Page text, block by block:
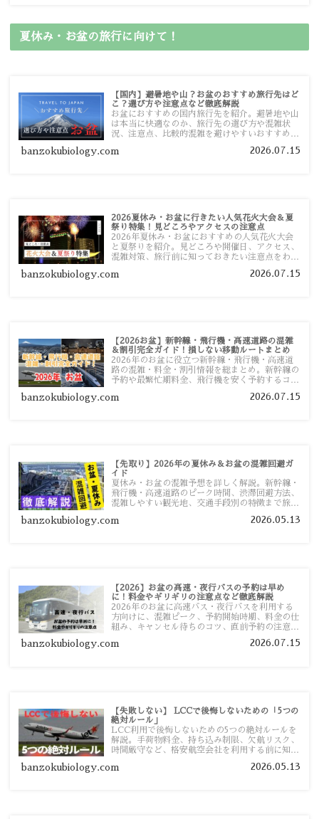
夏休み・お盆の旅行に向けて！
【国内】避暑地や山？お盆のおすすめ旅行先はど
こ？選び方や注意点など徹底解説
お盆におすすめの国内旅行先を紹介。避暑地や山
は本当に快適なのか、旅行先の選び方や混雑状
況、注意点、比較的混雑を避けやすいおすすめス
す。
banzokubiology.com 2026.07.15
2026夏休み・お盆に行きたい人気花火大会＆夏
祭り特集！見どころやアクセスの注意点
2026年夏休み・お盆におすすめの人気花火大会
と夏祭りを紹介。見どころや開催日、アクセス、
混雑対策、旅行前に知っておきたい注意点をわか
banzokubiology.com 2026.07.15
【2026お盆】新幹線・飛行機・高速道路の混雑
＆割引完全ガイド！損しない移動ルートまとめ
2026年のお盆に役立つ新幹線・飛行機・高速道
路の混雑・料金・割引情報を総まとめ。新幹線の
予約や最繁忙期料金、飛行機を安く予約するコ
い移動方法を分かりやすく解説します。
banzokubiology.com 2026.07.15
【先取り】2026年の夏休み＆お盆の混雑回避ガ
イド
夏休み・お盆の混雑予想を詳しく解説。新幹線・
飛行機・高速道路のピーク時間、渋滞回避方法、
混雑しやすい観光地、交通手段別の特徴まで旅行
banzokubiology.com 2026.05.13
【2026】お盆の高速・夜行バスの予約は早め
に！料金やギリギリの注意点など徹底解説
2026年のお盆に高速バス・夜行バスを利用する
方向けに、混雑ピーク、予約開始時期、料金の仕
組み、キャンセル待ちのコツ、直前予約の注意点
banzokubiology.com 2026.07.15
【失敗しない】 LCCで後悔しないための「5つの
絶対ルール」
LCC利用で後悔しないための5つの絶対ルールを
解説。手荷物料金、持ち込み制限、欠航リスク、
時間厳守など、格安航空会社を利用する前に知っ
す。
banzokubiology.com 2026.05.13